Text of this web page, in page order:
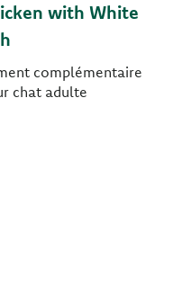
with White
complémentaire
chat adulte